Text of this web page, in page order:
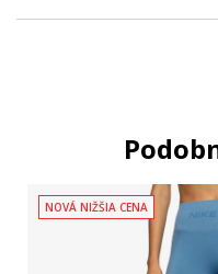
NOVÁ NIŽŠIA CENA